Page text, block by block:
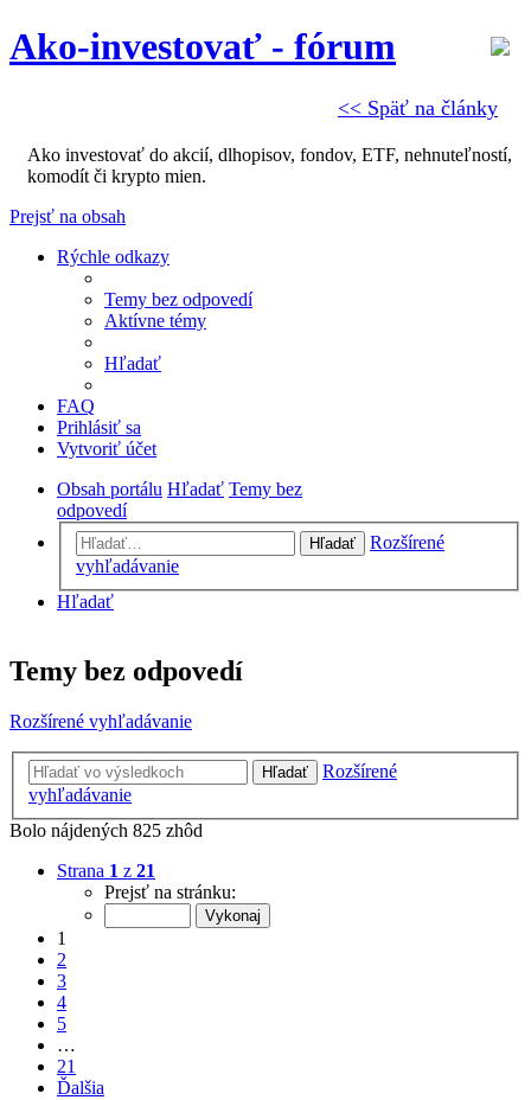
<< Späť na články
Ako-investovať - fórum
Ako investovať do akcií, dlhopisov, fondov, ETF, nehnuteľností,
komodít či krypto mien.
Prejsť na obsah
Rýchle odkazy
Temy bez odpovedí
Aktívne témy
Hľadať
FAQ
Prihlásiť sa
Vytvoriť účet
Obsah portálu Hľadať Temy bez
odpovedí
Hľadať
Rozšírené
vyhľadávanie
Hľadať
Temy bez odpovedí
Rozšírené vyhľadávanie
Hľadať
Rozšírené
vyhľadávanie
Bolo nájdených 825 zhôd
Strana 1 z 21
Prejsť na stránku:
1
2
3
4
5
…
21
Ďalšia